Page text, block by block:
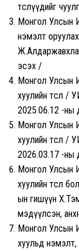
төслүүдийг
Монгол Улсын
нэмэлт
Ж.Алдаржавхлан
эсэх /
Монгол Улсын
хуулийн төсөл
2025.06.12 -ны
Монгол Улсын
хуулийн төсөл
2026.03.17 -ны
Монгол Улсын
хуулийн төсөл
ын гишүүн
мэдүүлсэн,
Монгол Улсын
хуульд нэмэлт,